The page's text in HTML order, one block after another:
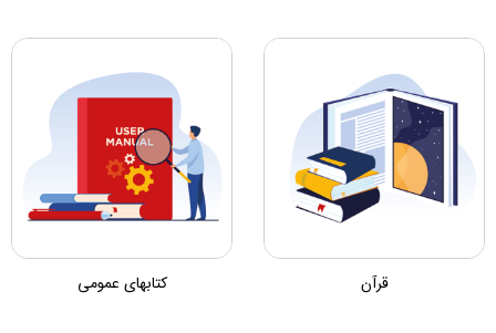
قرآن کتابهای عمومی